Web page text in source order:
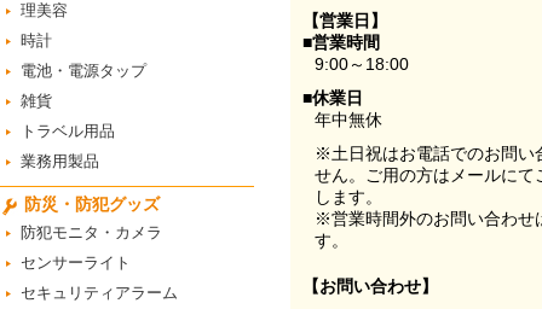
理美容
時計
電池・電源タップ
雑貨
トラベル用品
業務用製品
防災・防犯グッズ
防犯モニタ・カメラ
センサーライト
セキュリティアラーム
【営業日】
■営業時間
9:00～18:00
■休業日
年中無休
※土日祝はお電話でのお問い
せん。ご用の方はメールに
します。
※営業時間外のお問い合わせ
す。
【お問い合わせ】